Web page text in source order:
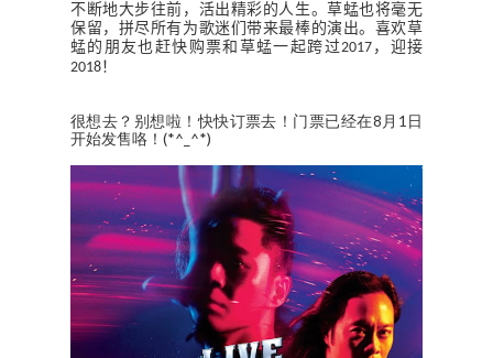
不断地大步往前，活出精彩的人生。草蜢也将毫无
保留，拼尽所有为歌迷们带来最棒的演出。喜欢草
蜢的朋友也赶快购票和草蜢一起跨过2017，迎接
2018！
很想去？别想啦！快快订票去！门票已经在8月1日
开始发售咯！(*^_^*)